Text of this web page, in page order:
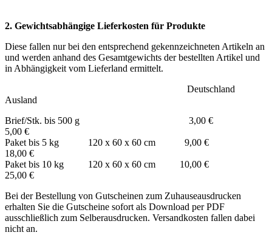
2. Gewichtsabhängige Lieferkosten für Produkte
Diese fallen nur bei den entsprechend gekennzeichneten Artikeln an
und werden anhand des Gesamtgewichts der bestellten Artikel und
in Abhängigkeit vom Lieferland ermittelt.
Deutschland
Ausland
Brief/Stk. bis 500 g 3,00 €
5,00 €
Paket bis 5 kg 120 x 60 x 60 cm 9,00 €
18,00 €
Paket bis 10 kg 120 x 60 x 60 cm 10,00 €
25,00 €
Bei der Bestellung von Gutscheinen zum Zuhauseausdrucken
erhalten Sie die Gutscheine sofort als Download per PDF
ausschließlich zum Selberausdrucken. Versandkosten fallen dabei
nicht an.